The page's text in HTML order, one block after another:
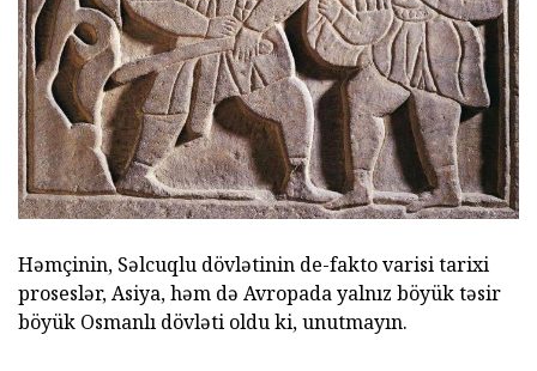
Həmçinin, Səlcuqlu dövlətinin de-fakto varisi tarixi
proseslər, Asiya, həm də Avropada yalnız böyük təsir
böyük Osmanlı dövləti oldu ki, unutmayın.